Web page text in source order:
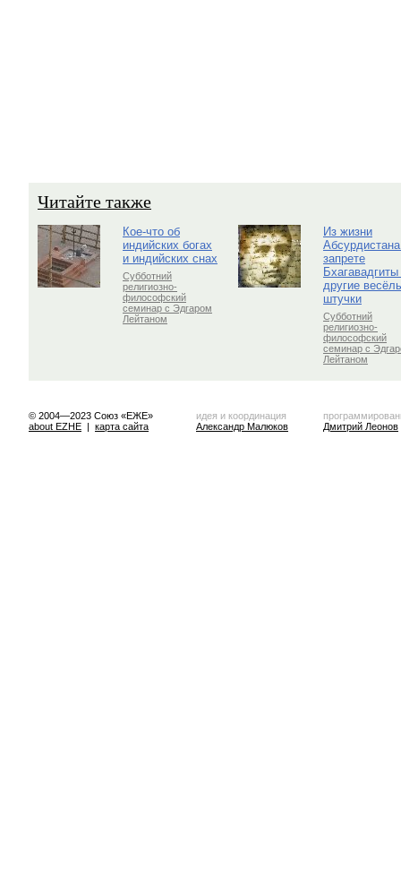
Читайте также
Кое-что об
индийских богах
и индийских снах
Субботний
религиозно-
философский
семинар с Эдгаром
Лейтаном
Из жизни
запрете
Бхагавадгиты
другие
штучки
Субботний
религиозно-
философский
семинар с
Лейтаном
© 2004—2023 Союз «ЕЖЕ»
about EZHE | карта сайта
идея и координация
Александр Малюков
Дмитрий Леонов